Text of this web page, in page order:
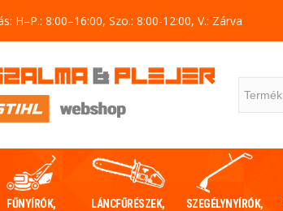
H–P.: 8:00–16:00, Szo.: 8:00-12:00, V.: Zárva
FŰNYÍRÓK,
LÁNCFŰRÉSZEK,
SZEGÉLYNYÍRÓK,